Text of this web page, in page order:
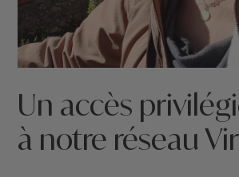
Un accès
à notre réseau